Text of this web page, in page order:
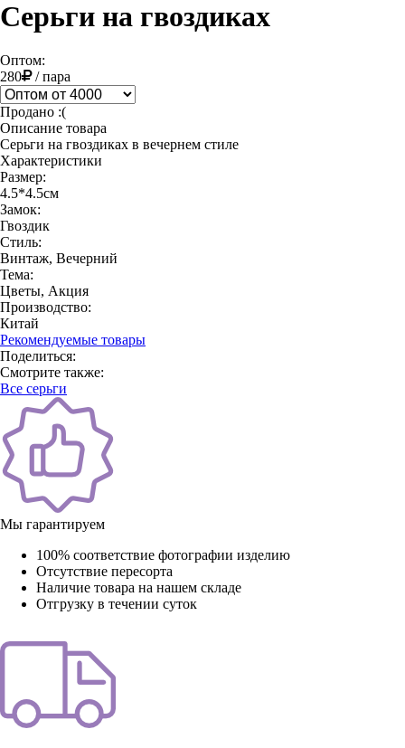
Серьги на гвоздиках
Оптом:
280
/пара
Продано :(
Описание товара
Серьги на гвоздиках в вечернем стиле
Характеристики
Размер:
4.5*4.5см
Замок:
Гвоздик
Стиль:
Винтаж, Вечерний
Тема:
Цветы, Акция
Производство:
Китай
Рекомендуемые товары
Поделиться:
Смотрите также:
Все серьги
Мы гарантируем
100% соответствие фотографии изделию
Отсутствие пересорта
Наличие товара на нашем складе
Отгрузку в течении суток